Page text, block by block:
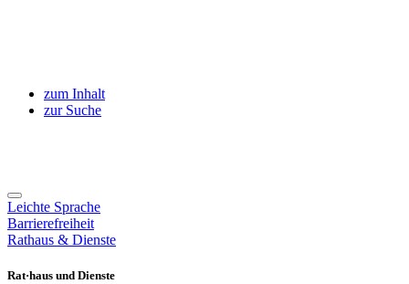
zum Inhalt
zur Suche
Leichte Sprache
Barrierefreiheit
Rathaus & Dienste
Rat·haus und Dienste